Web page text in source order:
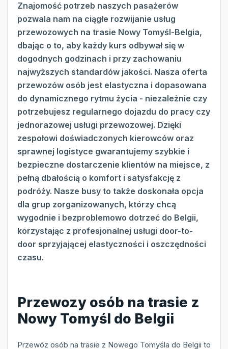
Znajomość potrzeb naszych pasażerów
pozwala nam na ciągłe rozwijanie usług
przewozowych na trasie Nowy Tomyśl-Belgia,
dbając o to, aby każdy kurs odbywał się w
dogodnych godzinach i przy zachowaniu
najwyższych standardów jakości. Nasza oferta
przewozów osób jest elastyczna i dopasowana
do dynamicznego rytmu życia - niezależnie czy
potrzebujesz regularnego dojazdu do pracy czy
jednorazowej usługi przewozowej. Dzięki
zespołowi doświadczonych kierowców oraz
sprawnej logistyce gwarantujemy szybkie i
bezpieczne dostarczenie klientów na miejsce, z
pełną dbałością o komfort i satysfakcję z
podróży. Nasze busy to także doskonała opcja
dla grup zorganizowanych, którzy chcą
wygodnie i bezproblemowo dotrzeć do Belgii,
korzystając z profesjonalnej usługi door-to-
door sprzyjającej elastyczności i oszczędności
czasu.
Przewozy osób na trasie z
Nowy Tomyśl do Belgii
Przewóz osób na trasie z Nowego Tomyśla do Belgii to